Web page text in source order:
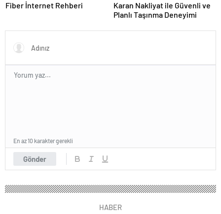
Fiber İnternet Rehberi
Karan Nakliyat ile Güvenli ve
Planlı Taşınma Deneyimi
Gönder
En az 10 karakter gerekli
HABER